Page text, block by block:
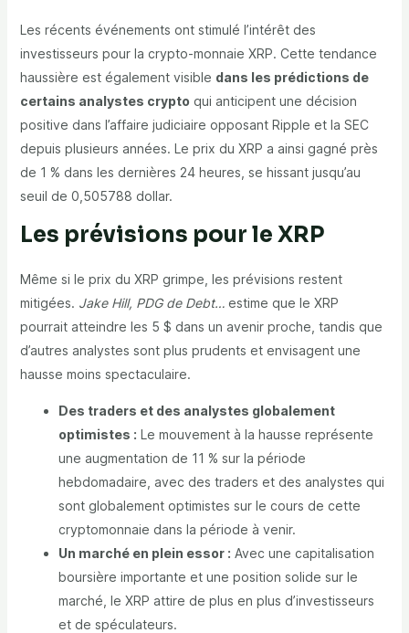
Les récents événements ont stimulé l’intérêt des
investisseurs pour la crypto-monnaie XRP. Cette tendance
haussière est également visible dans les prédictions de
certains analystes crypto qui anticipent une décision
positive dans l’affaire judiciaire opposant Ripple et la SEC
depuis plusieurs années. Le prix du XRP a ainsi gagné près
de 1 % dans les dernières 24 heures, se hissant jusqu’au
seuil de 0,505788 dollar.
Les prévisions pour le XRP
Même si le prix du XRP grimpe, les prévisions restent
mitigées. Jake Hill, PDG de Debt…estime que le XRP
pourrait atteindre les 5 $ dans un avenir proche, tandis que
d’autres analystes sont plus prudents et envisagent une
hausse moins spectaculaire.
Des traders et des analystes globalement
optimistes : Le mouvement à la hausse représente
une augmentation de 11 % sur la période
hebdomadaire, avec des traders et des analystes qui
sont globalement optimistes sur le cours de cette
cryptomonnaie dans la période à venir.
Un marché en plein essor : Avec une capitalisation
boursière importante et une position solide sur le
marché, le XRP attire de plus en plus d’investisseurs
et de spéculateurs.